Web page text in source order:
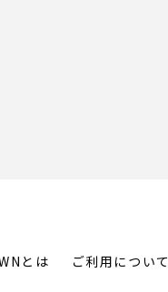
とは ご利用について